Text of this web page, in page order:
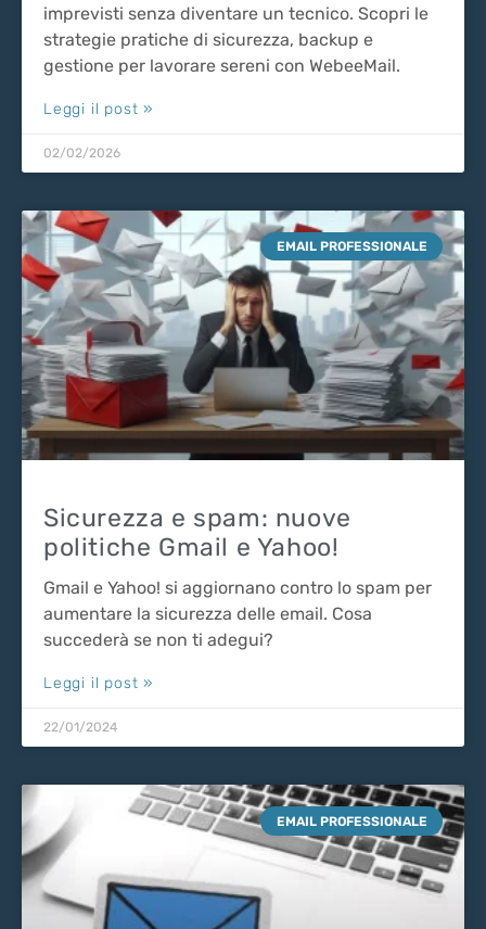
imprevisti senza diventare un tecnico. Scopri le
strategie pratiche di sicurezza, backup e
gestione per lavorare sereni con WebeeMail.
Leggi il post »
02/02/2026
EMAIL PROFESSIONALE
Sicurezza e spam: nuove
politiche Gmail e Yahoo!
Gmail e Yahoo! si aggiornano contro lo spam per
aumentare la sicurezza delle email. Cosa
succederà se non ti adegui?
Leggi il post »
22/01/2024
EMAIL PROFESSIONALE